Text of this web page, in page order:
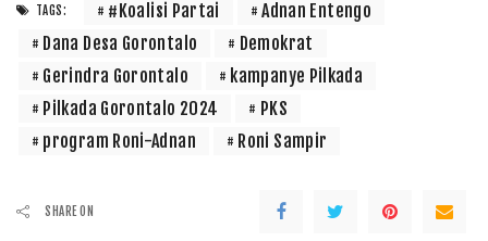
TAGS: #Koalisi Partai
Adnan Entengo
Dana Desa Gorontalo
Demokrat
Gerindra Gorontalo
kampanye Pilkada
Pilkada Gorontalo 2024
PKS
program Roni-Adnan
Roni Sampir
SHARE ON